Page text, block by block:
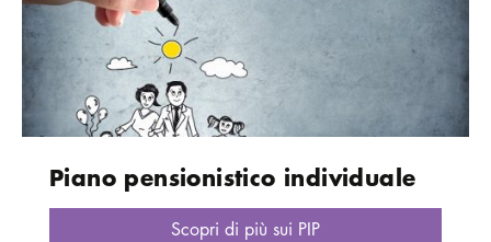
Piano pensionistico individuale
Scopri di più sui PIP